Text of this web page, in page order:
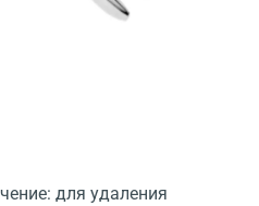
для удаления